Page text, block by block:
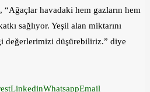
“Ağaçlar havadaki hem gazların hem
sağlıyor. Yeşil alan miktarını
değerlerimizi düşürebiliriz.” diye
LinkedinWhatsappEmail